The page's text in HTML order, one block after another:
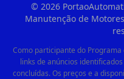
© 2026
Manutenção de
Como participante do
links de anúncios
concluídas. Os preços e a